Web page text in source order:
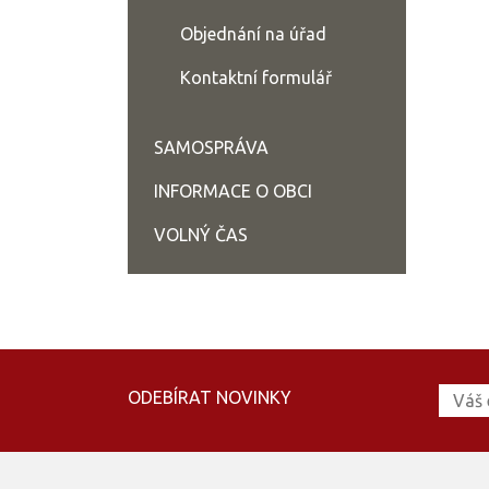
Objednání na úřad
Kontaktní formulář
SAMOSPRÁVA
INFORMACE O OBCI
VOLNÝ ČAS
ODEBÍRAT NOVINKY